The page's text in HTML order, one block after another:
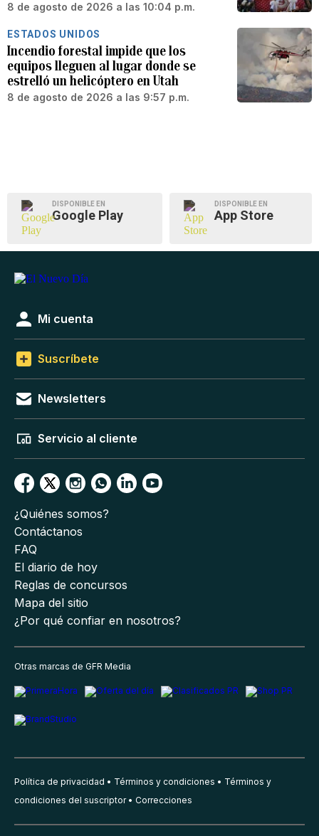
8 de agosto de 2026 a las 10:04 p.m.
ESTADOS UNIDOS
Incendio forestal impide que los
equipos lleguen al lugar donde se
estrelló un helicóptero en Utah
8 de agosto de 2026 a las 9:57 p.m.
DISPONIBLE EN
Google Play
DISPONIBLE EN
App Store
Mi cuenta
Suscríbete
Newsletters
Servicio al cliente
¿Quiénes somos?
Contáctanos
FAQ
El diario de hoy
Reglas de concursos
Mapa del sitio
¿Por qué confiar en nosotros?
Otras marcas de GFR Media
Política de privacidad Términos y condiciones
Términos y
condiciones del suscriptor
Correcciones